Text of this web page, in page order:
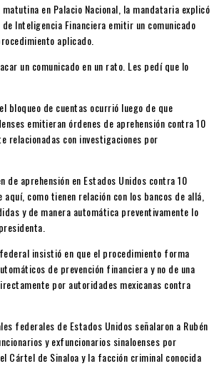
en Palacio Nacional, la mandataria explicó
de Inteligencia Financiera emitir un comunicado
aplicado.
un comunicado en un rato. Les pedí que lo
bloqueo de cuentas ocurrió luego de que
emitieran órdenes de aprehensión contra 10
relacionadas con investigaciones por
de aprehensión en Estados Unidos contra 10
como tienen relación con los bancos de allá,
y de manera automática preventivamente lo
insistió en que el procedimiento forma
de prevención financiera y no de una
por autoridades mexicanas contra
federales de Estados Unidos señalaron a Rubén
y exfuncionarios sinaloenses por
Cártel de Sinaloay la facción criminal conocida